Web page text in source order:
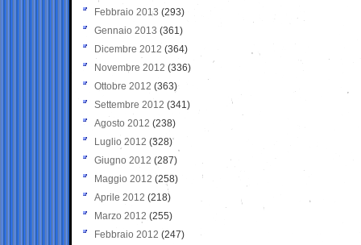
Febbraio 2013 (293)
Gennaio 2013 (361)
Dicembre 2012 (364)
Novembre 2012 (336)
Ottobre 2012 (363)
Settembre 2012 (341)
Agosto 2012 (238)
Luglio 2012 (328)
Giugno 2012 (287)
Maggio 2012 (258)
Aprile 2012 (218)
Marzo 2012 (255)
Febbraio 2012 (247)